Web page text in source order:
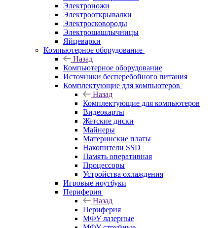
Электроножи
Электрооткрывалки
Электросковороды
Электрошашлычницы
Яйцеварки
Компьютерное оборудование
Назад
Компьютерное оборудование
Источники бесперебойного питания
Комплектующие для компьютеров
Назад
Комплектующие для компьютеров
Видеокарты
Жетские диски
Майнеры
Материнские платы
Накопители SSD
Память оперативная
Процессоры
Устройства охлаждения
Игровые ноутбуки
Периферия
Назад
Периферия
МФУ лазерные